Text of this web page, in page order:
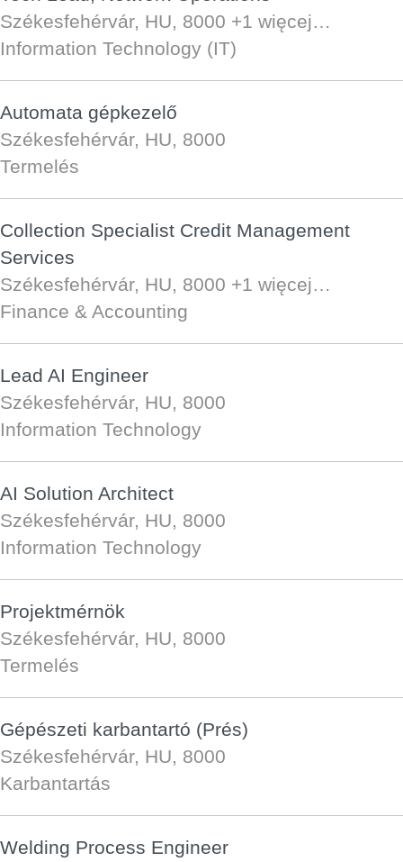
Székesfehérvár, HU, 8000 +1 więcej…
Information Technology (IT)
Automata gépkezelő
Székesfehérvár, HU, 8000
Termelés
Collection Specialist Credit Management
Services
Székesfehérvár, HU, 8000 +1 więcej…
Finance & Accounting
Lead AI Engineer
Székesfehérvár, HU, 8000
Information Technology
AI Solution Architect
Székesfehérvár, HU, 8000
Information Technology
Projektmérnök
Székesfehérvár, HU, 8000
Termelés
Gépészeti karbantartó (Prés)
Székesfehérvár, HU, 8000
Karbantartás
Welding Process Engineer